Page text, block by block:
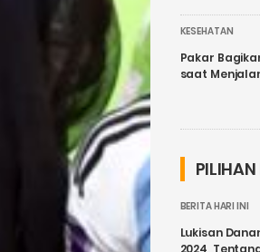
KESEHATAN
Pakar
saat
PILIHAN
BERITA HARI INI
Lukisan